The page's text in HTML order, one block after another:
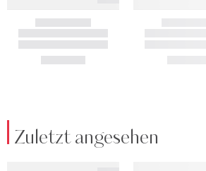
Zuletzt angesehen